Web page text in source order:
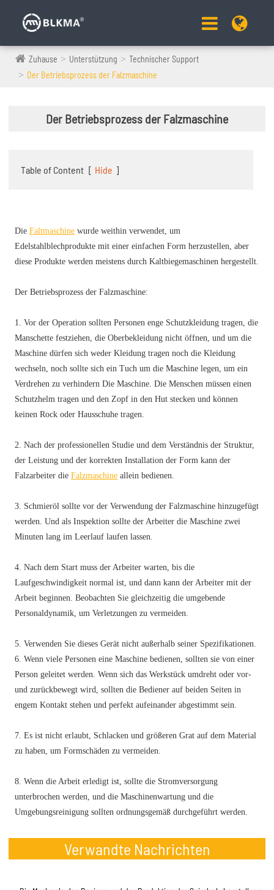
Zuhause Unterstützung
Technischer Support
Der Betriebsprozess der Falzmaschine
Der Betriebsprozess der Falzmaschine
Table of Content [ Hide ]
DieFaltmaschine wurde weithin verwendet, um
Edelstahlblechprodukte mit einer einfachen Form herzustellen, aber
diese Produkte werden meistens durch Kaltbiegemaschinen hergestellt.
Der Betriebsprozess der Falzmaschine:
1. Vor der Operation sollten Personen enge Schutzkleidung tragen, die
Manschette festziehen, die Oberbekleidung nicht öffnen, und um die
Maschine dürfen sich weder Kleidung tragen noch die Kleidung
wechseln, noch sollte sich ein Tuch um die Maschine legen, um ein
Verdrehen zu verhindern Die Maschine. Die Menschen müssen einen
Schutzhelm tragen und den Zopf in den Hut stecken und können
keinen Rock oder Hausschuhe tragen.
2. Nach der professionellen Studie und dem Verständnis der Struktur,
der Leistung und der korrekten Installation der Form kann der
Falzarbeiter dieFalzmaschine allein bedienen.
3. Schmieröl sollte vor der Verwendung der Falzmaschine hinzugefügt
werden. Und als Inspektion sollte der Arbeiter die Maschine zwei
Minuten lang im Leerlauf laufen lassen.
4. Nach dem Start muss der Arbeiter warten, bis die
Laufgeschwindigkeit normal ist, und dann kann der Arbeiter mit der
Arbeit beginnen. Beobachten Sie gleichzeitig die umgebende
Personaldynamik, um Verletzungen zu vermeiden.
5. Verwenden Sie dieses Gerät nicht außerhalb seiner Spezifikationen.
6. Wenn viele Personen eine Maschine bedienen, sollten sie von einer
Person geleitet werden. Wenn sich das Werkstück umdreht oder vor-
und zurückbewegt wird, sollten die Bediener auf beiden Seiten in
engem Kontakt stehen und perfekt aufeinander abgestimmt sein.
7. Es ist nicht erlaubt, Schlacken und größeren Grat auf dem Material
zu haben, um Formschäden zu vermeiden.
8. Wenn die Arbeit erledigt ist, sollte die Stromversorgung
unterbrochen werden, und die Maschinenwartung und die
Umgebungsreinigung sollten ordnungsgemäß durchgeführt werden.
Verwandte Nachrichten